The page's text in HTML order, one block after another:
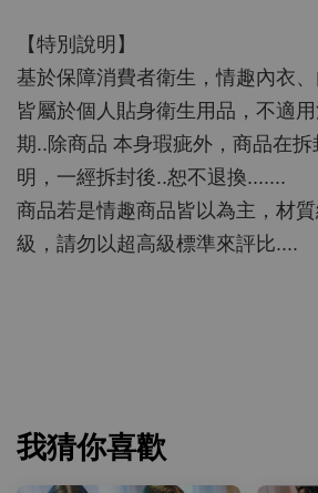
【特別說明】
基於保障消費者衛生，情趣內衣
皆屬於個人貼身衛生用品，不適
期..除商品 本身瑕疵外，商品在
明，一經拆封後..恕不退換.......
商品若是情趣商品皆以為主，材
級，請勿以超高級標準來評比....
我猜你喜歡